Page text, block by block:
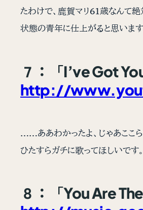
たわけで、鹿賀マリ61歳なんて
状態の青年に仕上がると思います
７：「I’ve Got
http://
……ああわかったよ、じゃあここら
ひたすらガチに歌ってほしいです
８：「You Are